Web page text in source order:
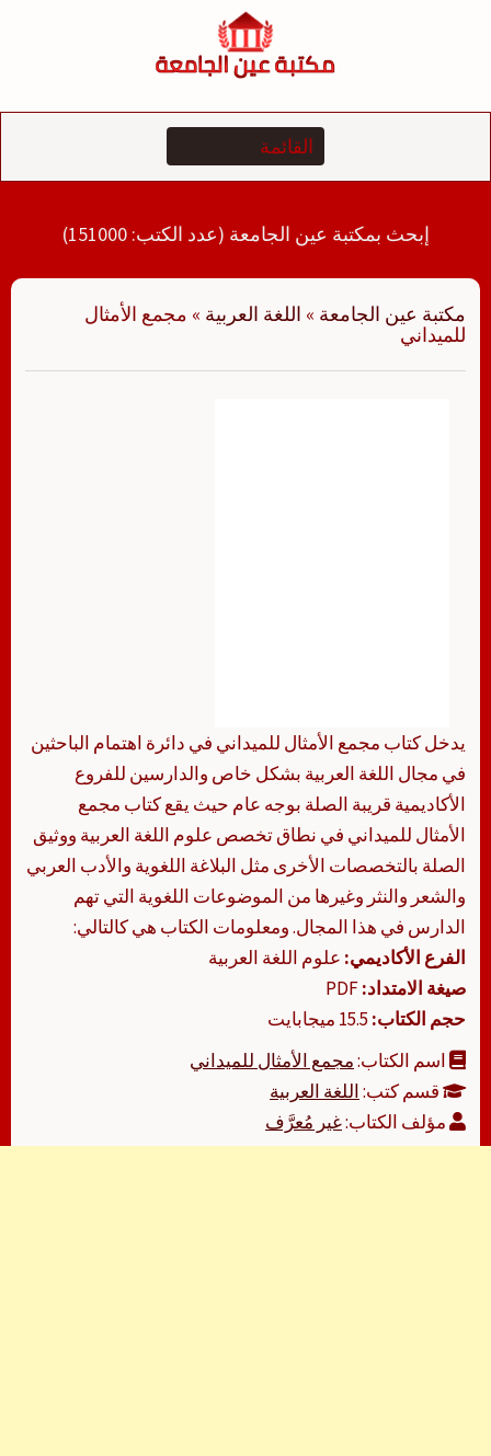
إبحث بمكتبة عين الجامعة (عدد الكتب: 151000)
مكتبة عين الجامعة » اللغة العربية » مجمع الأمثال
للميداني
يدخل كتاب مجمع الأمثال للميداني في دائرة اهتمام الباحثين
في مجال اللغة العربية بشكل خاص والدارسين للفروع
الأكاديمية قريبة الصلة بوجه عام حيث يقع كتاب مجمع
الأمثال للميداني في نطاق تخصص علوم اللغة العربية ووثيق
الصلة بالتخصصات الأخرى مثل البلاغة اللغوية والأدب العربي
والشعر والنثر وغيرها من الموضوعات اللغوية التي تهم
الدارس في هذا المجال. ومعلومات الكتاب هي كالتالي:
الفرع الأكاديمي: علوم اللغة العربية
صيغة الامتداد:
حجم الكتاب:
اسم الكتاب:مجمع الأمثال للميداني
قسم كتب:اللغة العربية
مؤلف الكتاب:غير مُعرَّف